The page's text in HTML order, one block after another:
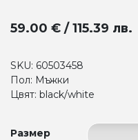
59.00 € / 115.39 лв.
SKU: 60503458
Пол: Мъжки
Цвят: black/white
Размер